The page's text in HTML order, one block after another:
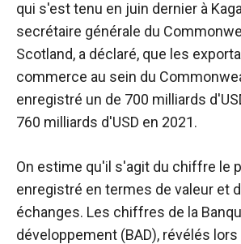
qui s'est tenu en juin dernier à
secrétaire générale du
Scotland, a déclaré, que les
commerce au sein du
enregistré un de 700 milliards
760 milliards d'USD en 2021.
On estime qu'il s'agit du chiffre le
enregistré en termes de valeur et
échanges. Les chiffres de la
développement (BAD), révélés